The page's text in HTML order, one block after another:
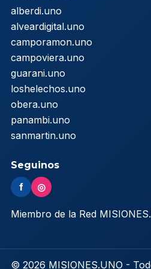
alberdi.uno
alveardigital.uno
camporamon.uno
campoviera.uno
guarani.uno
loshelechos.uno
obera.uno
panambi.uno
sanmartin.uno
Seguinos
f ◎
Miembro de la Red
© 2026 MISIONES.UNO -